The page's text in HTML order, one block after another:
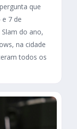
que
7 de
do ano,
na cidade
todos os